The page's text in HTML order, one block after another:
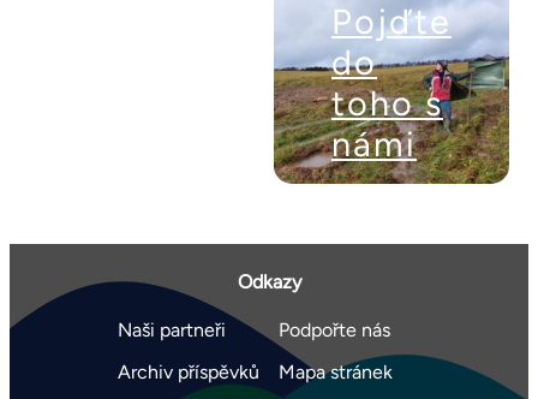
Pojďte
do
toho s
námi
Odkazy
Naši partneři
Podpořte nás
Archiv příspěvků
Mapa stránek